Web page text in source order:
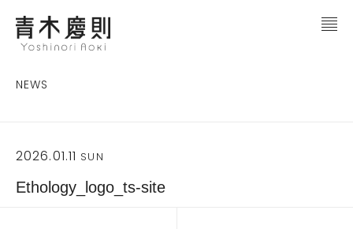
NEWS
2026.01.11 SUN
Ethology_logo_ts-site